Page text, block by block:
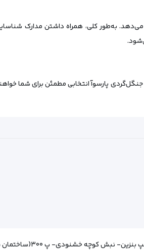
می‌دهد. به‌طور کلی، همراه داشتن مدارک
پارسوآ انتخابی مطمئن برای شما خواهند